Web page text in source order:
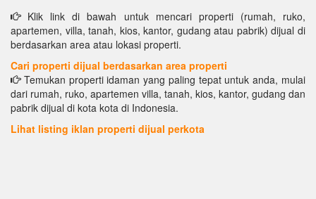
Klik link di bawah untuk mencari properti (rumah, ruko,
apartemen, villa, tanah, kios, kantor, gudang atau pabrik) dijual di
berdasarkan area atau lokasi properti.
Cari properti dijual berdasarkan area properti
Temukan properti idaman yang paling tepat untuk anda, mulai
dari rumah, ruko, apartemen villa, tanah, kios, kantor, gudang dan
pabrik dijual di kota kota di Indonesia.
Lihat listing iklan properti dijual perkota